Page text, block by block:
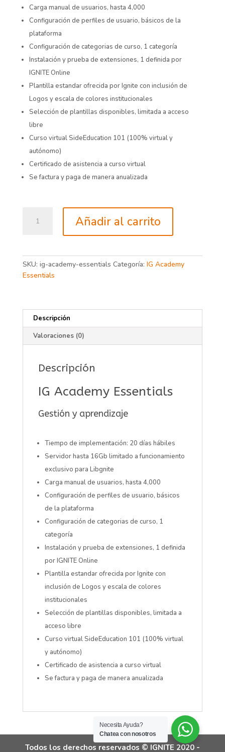
Carga manual de usuarios, hasta 4,000
Configuración de perfiles de usuario, básicos de la
plataforma
Configuración de categorias de curso, 1 categoría
Instalación y prueba de extensiones, 1 definida por
IGNITE Online
Plantilla estandar ofrecida por Ignite con inclusión de
Logos y escala de colores institucionales
Selección de plantillas disponibles, limitada a acceso
libre
Curso virtual SideEducation 101 (100% virtual y
autónomo)
Certificado de asistencia a curso virtual
Se factura y paga de manera anualizada
Academy
Añadir al carrito
SKU: ig-academy-essentials Categoría: IG Academy
Essentials
Descripción
Valoraciones (0)
Descripción
IG Academy Essentials
Gestión y aprendizaje
Tiempo de implementación: 20 días hábiles
Servidor hasta 16Gb limitado a funcionamiento
exclusivo para Libgnite
Carga manual de usuarios, hasta 4,000
Configuración de perfiles de usuario, básicos
de la plataforma
Configuración de categorias de curso, 1
categoría
Instalación y prueba de extensiones, 1 definida
por IGNITE Online
Plantilla estandar ofrecida por Ignite con
inclusión de Logos y escala de colores
institucionales
Selección de plantillas disponibles, limitada a
acceso libre
Curso virtual SideEducation 101 (100% virtual
y autónomo)
Certificado de asistencia a curso virtual
Se factura y paga de manera anualizada
Todos los derechos reservados © IGNITE 2020 -
Necesita Ayuda?
Chatea con nosotros